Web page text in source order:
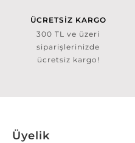
ÜCRETSİZ KARGO
300 TL ve üzeri
siparişlerinizde
ücretsiz kargo!
Üyelik